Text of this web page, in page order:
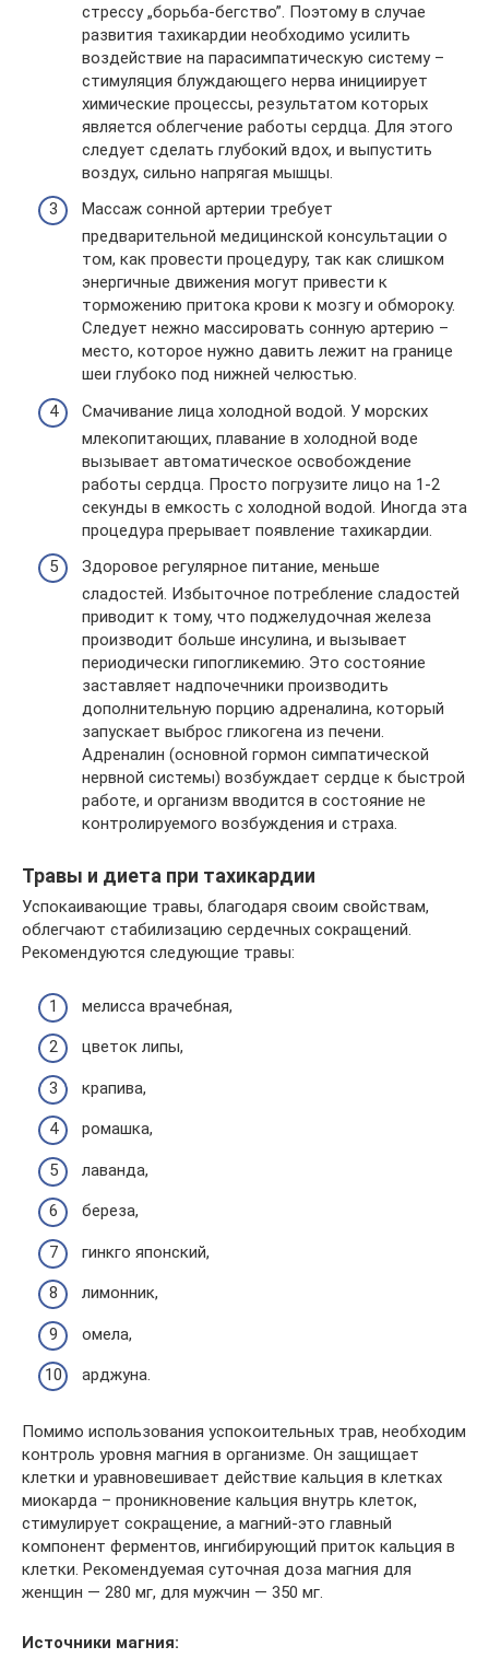
стрессу „борьба-бегство”. Поэтому в случае
развития тахикардии необходимо усилить
воздействие на парасимпатическую систему –
стимуляция блуждающего нерва инициирует
химические процессы, результатом которых
является облегчение работы сердца. Для этого
следует сделать глубокий вдох, и выпустить
воздух, сильно напрягая мышцы.
Массаж сонной артерии требует
предварительной медицинской консультации о
том, как провести процедуру, так как слишком
энергичные движения могут привести к
торможению притока крови к мозгу и обмороку.
Следует нежно массировать сонную артерию –
место, которое нужно давить лежит на границе
шеи глубоко под нижней челюстью.
Смачивание лица холодной водой. У морских
млекопитающих, плавание в холодной воде
вызывает автоматическое освобождение
работы сердца. Просто погрузите лицо на 1-2
секунды в емкость с холодной водой. Иногда эта
процедура прерывает появление тахикардии.
Здоровое регулярное питание, меньше
сладостей. Избыточное потребление сладостей
приводит к тому, что поджелудочная железа
производит больше инсулина, и вызывает
периодически гипогликемию. Это состояние
заставляет надпочечники производить
дополнительную порцию адреналина, который
запускает выброс гликогена из печени.
Адреналин (основной гормон симпатической
нервной системы) возбуждает сердце к быстрой
работе, и организм вводится в состояние не
контролируемого возбуждения и страха.
Травы и диета при тахикардии
Успокаивающие травы, благодаря своим свойствам,
облегчают стабилизацию сердечных сокращений.
Рекомендуются следующие травы:
мелисса врачебная,
цветок липы,
крапива,
ромашка,
лаванда,
береза,
гинкго японский,
лимонник,
омела,
арджуна.
Помимо использования успокоительных трав, необходим
контроль уровня магния в организме. Он защищает
клетки и уравновешивает действие кальция в клетках
миокарда – проникновение кальция внутрь клеток,
стимулирует сокращение, а магний-это главный
компонент ферментов, ингибирующий приток кальция в
клетки. Рекомендуемая суточная доза магния для
женщин — 280 мг, для мужчин — 350 мг.
Источники магния: